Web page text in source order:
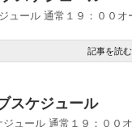
ュール 通常１９：００
記事を読む
スケジュール
ュール 通常１９：００